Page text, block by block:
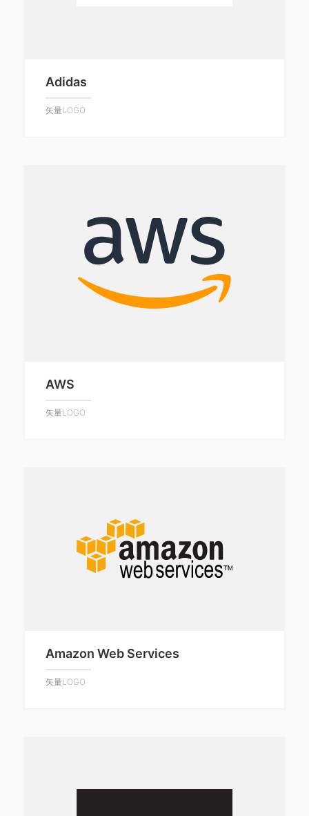
Adidas
矢量LOGO
AWS
矢量LOGO
Amazon Web Services
矢量LOGO